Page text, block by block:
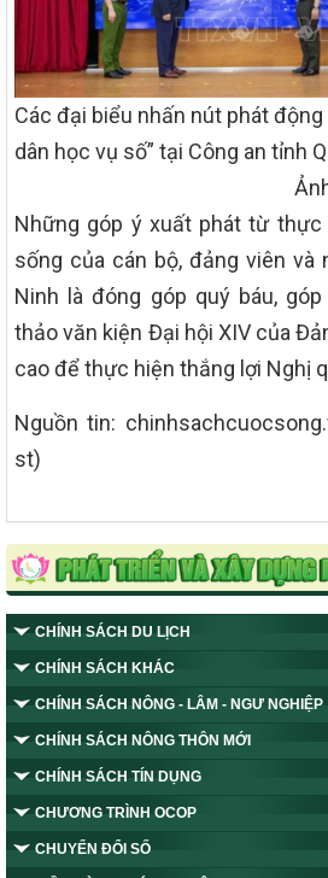
Các đại biểu nhấn nút phát động
dân học vụ số” tại Công an tỉnh
Những góp ý xuất phát từ
sống của cán bộ, đảng viên và
Ninh là đóng góp quý báu,
thảo văn kiện Đại hội XIV của
cao để thực hiện thắng lợi Nghị
Nguồn tin:
st)
CHÍNH SÁCH DU LỊCH
CHÍNH SÁCH KHÁC
CHÍNH SÁCH NÔNG - LÂM - NGƯ NGHIỆP
CHÍNH SÁCH NÔNG THÔN MỚI
CHÍNH SÁCH TÍN DỤNG
CHƯƠNG TRÌNH OCOP
CHUYỂN ĐỔI SỐ